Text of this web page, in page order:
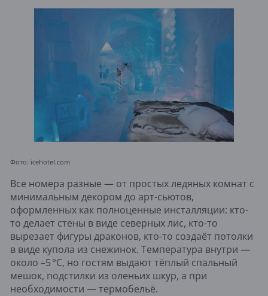
Фото: icehotel.com
Все номера разные — от простых ледяных комнат с
минимальным декором до арт-сьютов,
оформленных как полноценные инсталляции: кто-
то делает стены в виде северных лис, кто-то
вырезает фигуры драконов, кто-то создаёт потолки
в виде купола из снежинок. Температура внутри —
около –5 °C, но гостям выдают тёплый спальный
мешок, подстилки из оленьих шкур, а при
необходимости — термобельё.